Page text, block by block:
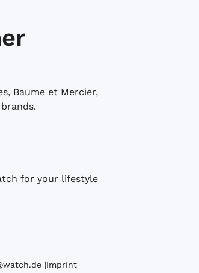
Baume et Mercier,
for your lifestyle
|Imprint